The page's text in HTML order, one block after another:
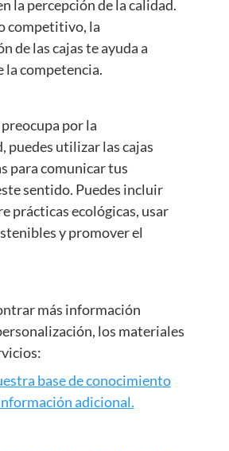
la percepción de la calidad.
competitivo, la
de las cajas te ayuda a
la competencia.
por la
puedes utilizar las cajas
para comunicar tus
sentido. Puedes incluir
prácticas ecológicas, usar
y promover el
más información
los materiales
base de conocimiento
adicional.